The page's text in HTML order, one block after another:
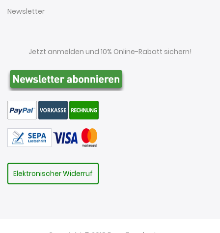
Newsletter
Jetzt anmelden und 10% Online-Rabatt sichern!
Elektronischer Widerruf